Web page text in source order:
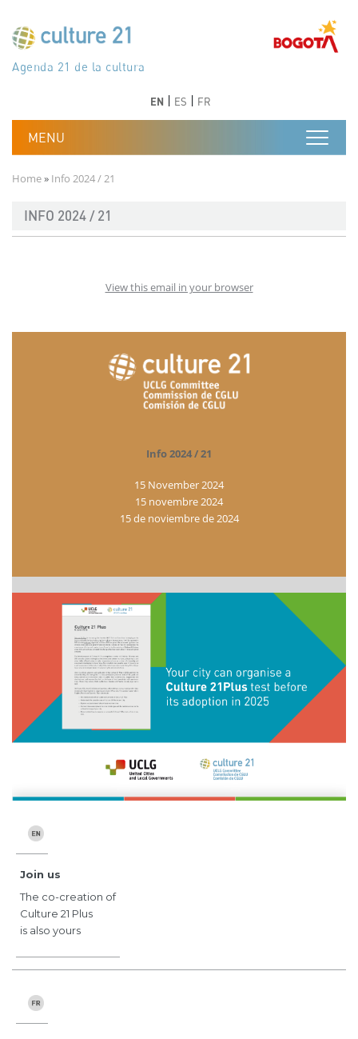
جدول أعمال القرن 21 للثقافة
Програма 21 за културата
Agenda 21 de la cultura
Agjenda 21 për kulturë
Agenda 21 van cultuur
Agenda 21 for culture
Kulturaren Agenda 21
Agenda 21 de la culture
Axenda 21 da cultura
Agenda 21 für Kultur
Agenda 21 della cultura
文化のためのアジェンダ21
دستورکار 21 برای فرهنگ
Agenda 21 dla kultury
Agenda 21 da cultura
Повестка дня 21 для культуры
Agenda 21 za kulturu
Agenda 21 de la cultura
Agenda 21 för kulturen
Kültür için Gündem 21
Порядок денний 21 для культури
EN ES FR
Breadcrumb
Home Info 2024 / 21
INFO 2024 / 21
View this email in your browser
Info 2024 / 21
15 November 2024
15 novembre 2024
15 de noviembre de 2024
Join us
The co-creation of
Culture 21 Plus
is also yours